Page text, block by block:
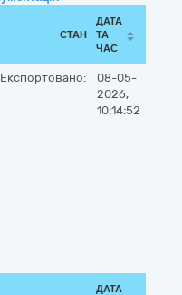
СТАН
ДАТА
ТА
ЧАС
Експортовано:
08-05-
2026,
10:14:52
ДАТА